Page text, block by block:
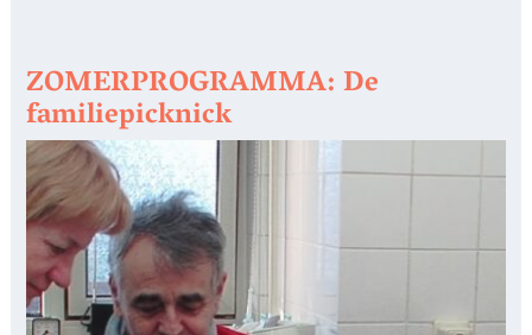
ZOMERPROGRAMMA: De
familiepicknick